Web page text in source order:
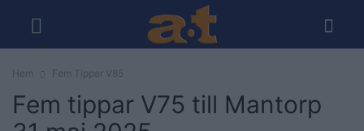
Hem Fem Tippar V85
Fem tippar V75 till Mantorp